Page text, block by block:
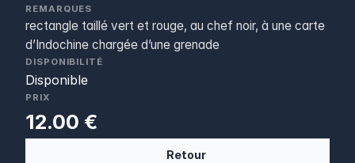
REMARQUES
rectangle taillé vert et rouge, au chef noir, à une carte
d’Indochine chargée d’une grenade
DISPONIBILITÉ
Disponible
PRIX
12.00 €
Retour